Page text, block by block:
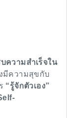
ความสำเร็จใน
มีความสุขกับ
“รู้จักตัวเอง”